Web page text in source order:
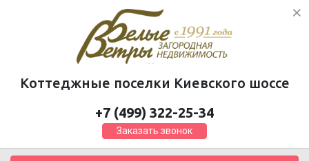
Коттеджные поселки Киевского шоссе
+7 (499) 322-25-34
Заказать звонок